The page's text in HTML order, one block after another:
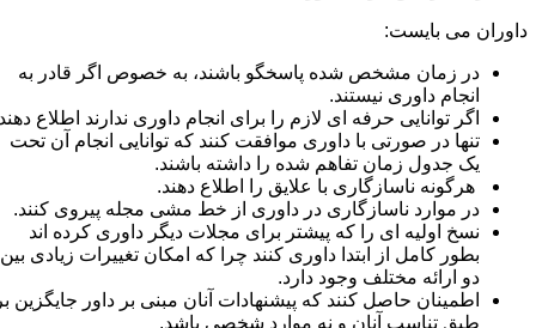
می بایست:
در زمان مشخص شده پاسخگو باشند، به خصوص اگر قادر به
انجام داوری نیستند.
اگر توانایی حرفه ای لازم را برای انجام داوری ندارند اطلاع دهند.
تنها در صورتی با داوری موافقت کنند که توانایی انجام آن تحت
یک جدول زمان تفاهم شده را داشته باشند.
هرگونه ناسازگاری با علایق را اطلاع دهند.
در موارد ناسازگاری در داوری از خط مشی مجله پیروی کنند.
نسخ اولیه ای را که پیشتر برای مجلات دیگر داوری کرده اند
بطور کامل از ابتدا داوری کنند چرا که امکان تغییرات زیادی بین
دو ارائه مختلف وجود دارد.
اطمینان حاصل کنند که پیشنهادات آنان مبنی بر داور جایگزین بر
طبق تناسب آنان و نه موارد شخصی باشد.